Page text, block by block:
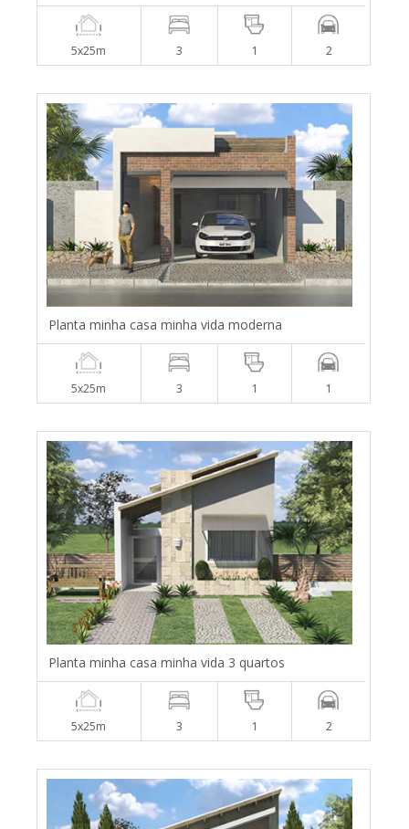
5x25m 3 1 2
Planta minha casa minha vida moderna
5x25m 3 1 1
Planta minha casa minha vida 3 quartos
5x25m 3 1 2